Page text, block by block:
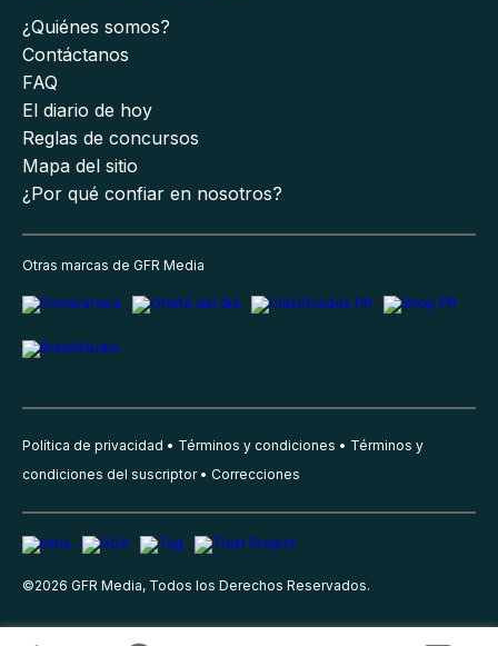
¿Quiénes somos?
Contáctanos
FAQ
El diario de hoy
Reglas de concursos
Mapa del sitio
¿Por qué confiar en nosotros?
Otras marcas de GFR Media
Política de privacidad Términos y condiciones
Términos y
condiciones del suscriptor
Correcciones
©2026 GFR Media, Todos los Derechos Reservados.